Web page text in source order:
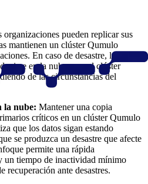
organizaciones pueden replicar sus
mantienen un clúster Qumulo
En caso de desastre, la
en la nube o en el clúster
de las circunstancias del
la nube: Mantener una copia
críticos en un clúster Qumulo
que los datos sigan estando
se produzca un desastre que afecte
permite una rápida
un tiempo de inactividad mínimo
recuperación ante desastres.